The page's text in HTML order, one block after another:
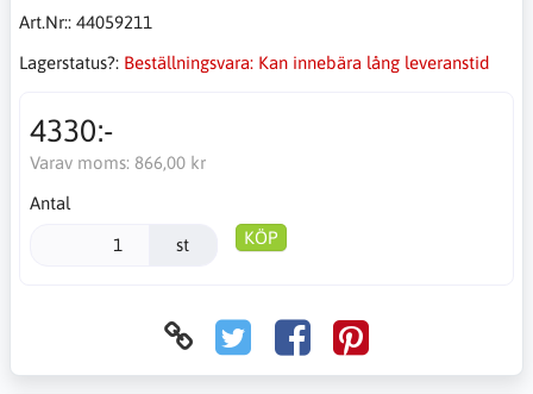
Art.Nr:: 44059211
Lagerstatus?: Beställningsvara: Kan innebära lång leveranstid
4330:-
Varav moms: 866,00 kr
Antal
st KÖP